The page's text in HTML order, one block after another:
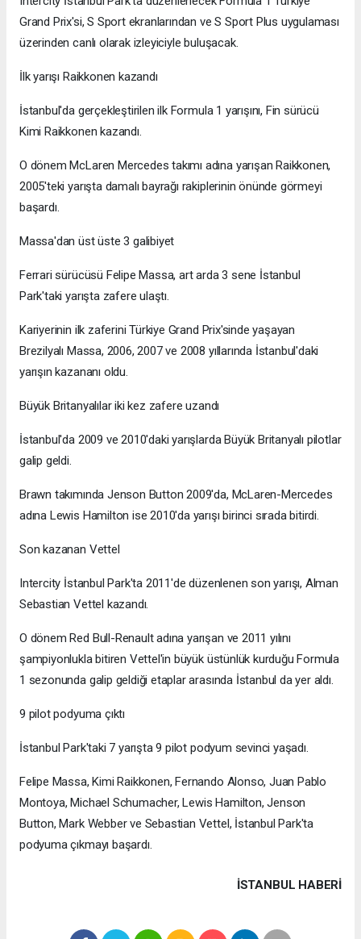
Grand Prix'si, S Sport ekranlarından ve S Sport Plus uygulaması
üzerinden canlı olarak izleyiciyle buluşacak.
İlk yarışı Raikkonen kazandı
İstanbul'da gerçekleştirilen ilk Formula 1 yarışını, Fin sürücü
Kimi Raikkonen kazandı.
O dönem McLaren Mercedes takımı adına yarışan Raikkonen,
2005'teki yarışta damalı bayrağı rakiplerinin önünde görmeyi
başardı.
Massa'dan üst üste 3 galibiyet
Ferrari sürücüsü Felipe Massa, art arda 3 sene İstanbul
Park'taki yarışta zafere ulaştı.
Kariyerinin ilk zaferini Türkiye Grand Prix'sinde yaşayan
Brezilyalı Massa, 2006, 2007 ve 2008 yıllarında İstanbul'daki
yarışın kazananı oldu.
Büyük Britanyalılar iki kez zafere uzandı
İstanbul'da 2009 ve 2010'daki yarışlarda Büyük Britanyalı pilotlar
galip geldi.
Brawn takımında Jenson Button 2009'da, McLaren-Mercedes
adına Lewis Hamilton ise 2010'da yarışı birinci sırada bitirdi.
Son kazanan Vettel
Intercity İstanbul Park'ta 2011'de düzenlenen son yarışı, Alman
Sebastian Vettel kazandı.
O dönem Red Bull-Renault adına yarışan ve 2011 yılını
şampiyonlukla bitiren Vettel'in büyük üstünlük kurduğu Formula
1 sezonunda galip geldiği etaplar arasında İstanbul da yer aldı.
9 pilot podyuma çıktı
İstanbul Park'taki 7 yarışta 9 pilot podyum sevinci yaşadı.
Felipe Massa, Kimi Raikkonen, Fernando Alonso, Juan Pablo
Montoya, Michael Schumacher, Lewis Hamilton, Jenson
Button, Mark Webber ve Sebastian Vettel, İstanbul Park'ta
podyuma çıkmayı başardı.
İSTANBUL HABERİ